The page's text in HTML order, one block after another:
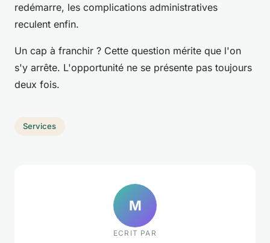
redémarre, les complications administratives
reculent enfin.
Un cap à franchir ? Cette question mérite que l'on
s'y arrête. L'opportunité ne se présente pas toujours
deux fois.
Services
M
ECRIT PAR